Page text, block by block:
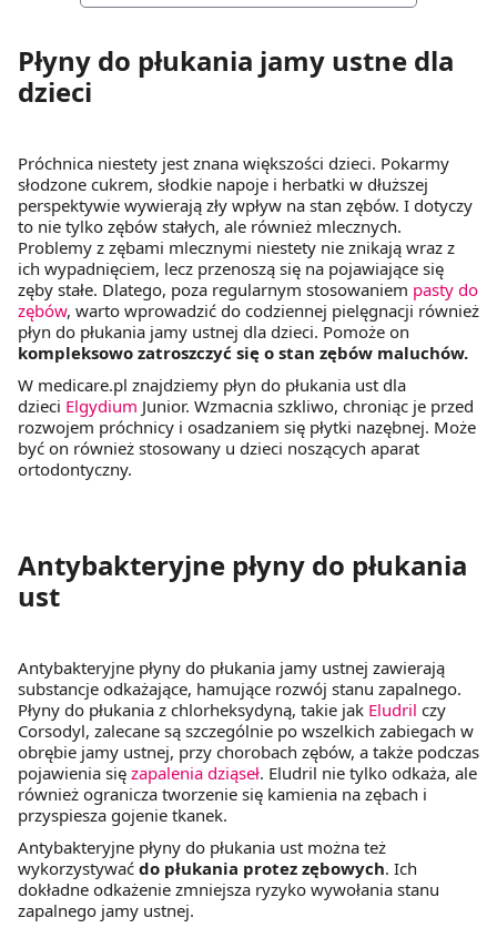
Płyny do płukania jamy ustne dla
dzieci
Próchnica niestety jest znana większości dzieci. Pokarmy
słodzone cukrem, słodkie napoje i herbatki w dłuższej
perspektywie wywierają zły wpływ na stan zębów. I dotyczy
to nie tylko zębów stałych, ale również mlecznych.
Problemy z zębami mlecznymi niestety nie znikają wraz z
ich wypadnięciem, lecz przenoszą się na pojawiające się
zęby stałe. Dlatego, poza regularnym stosowaniem pasty do
zębów, warto wprowadzić do codziennej pielęgnacji również
płyn do płukania jamy ustnej dla dzieci. Pomoże on
kompleksowo zatroszczyć się o stan zębów maluchów.
W medicare.pl znajdziemy płyn do płukania ust dla
dzieci Elgydium Junior. Wzmacnia szkliwo, chroniąc je przed
rozwojem próchnicy i osadzaniem się płytki nazębnej. Może
być on również stosowany u dzieci noszących aparat
ortodontyczny.
Antybakteryjne płyny do płukania
ust
Antybakteryjne płyny do płukania jamy ustnej zawierają
substancje odkażające, hamujące rozwój stanu zapalnego.
Płyny do płukania z chlorheksydyną, takie jak Eludril czy
Corsodyl, zalecane są szczególnie po wszelkich zabiegach w
obrębie jamy ustnej, przy chorobach zębów, a także podczas
pojawienia się zapalenia dziąseł. Eludril nie tylko odkaża, ale
również ogranicza tworzenie się kamienia na zębach i
przyspiesza gojenie tkanek.
Antybakteryjne płyny do płukania ust można też
wykorzystywać do płukania protez zębowych. Ich
dokładne odkażenie zmniejsza ryzyko wywołania stanu
zapalnego jamy ustnej.